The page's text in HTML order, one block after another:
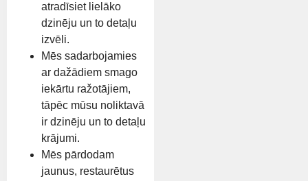
atradīsiet lielāko
dzinēju un to detaļu
izvēli.
Mēs sadarbojamies
ar dažādiem smago
iekārtu ražotājiem,
tāpēc mūsu noliktavā
ir dzinēju un to detaļu
krājumi.
Mēs pārdodam
jaunus, restaurētus